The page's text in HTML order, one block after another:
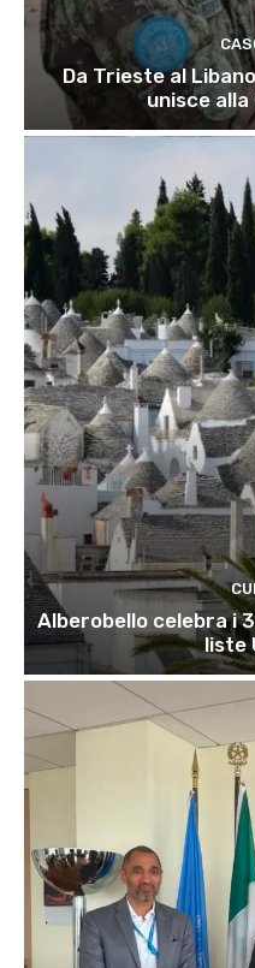
Da Trieste al
unisce alla
Alberobello celebra i
liste